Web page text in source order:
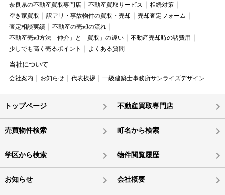
奈良県の不動産買取専門店 不動産買取サービス
相続対策
空き家買取
訳アリ・事故物件の買取・売却
売却査定フォーム
査定相談実績
不動産の売却の流れ
不動産売却方法「仲介」と「買取」の違い
不動産売却時の諸費用
少しでも高く売るポイント
よくある質問
当社について
会社案内 お知らせ 代表挨拶 一級建築士事務所サンライズデザイン
トップページ 不動産買取専門店
売買物件検索 町名から検索
学区から検索 物件閲覧履歴
お知らせ 会社概要